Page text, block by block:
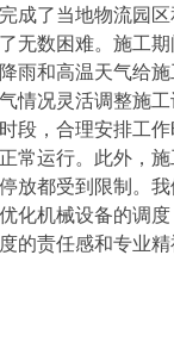
成了当地物流园
无数困难。施工
雨和高温天气给
情况灵活调整施
段，合理安排工
常运行。此外，
放都受到限制。
化机械设备的调
的责任感和专业